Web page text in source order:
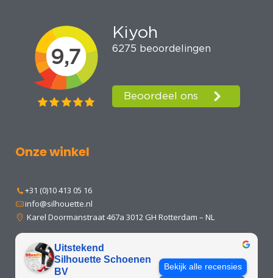
Onze winkel
+31 (0)10 413 05 16
info@silhouette.nl
Karel Doormanstraat 467a 3012 GH Rotterdam – NL
Uitstekend
Silhouette Schoenen
BV
Bekijk alle recensies